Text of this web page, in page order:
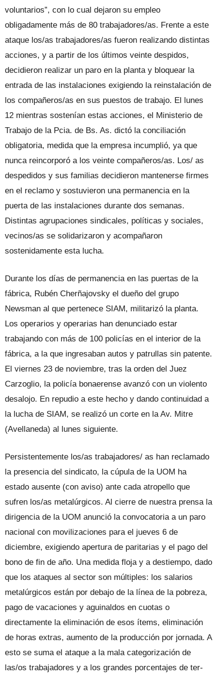
voluntarios”, con lo cual de­jaron su empleo
obligadamente más de 80 trabajadores/as. Frente a este
ataque los/as trabajadores/as fueron realizando distintas
acciones, y a partir de los últi­mos veinte despidos,
decidieron realizar un paro en la planta y bloquear la
entra­da de las instalaciones exigiendo la re­instalación de
los compañeros/as en sus puestos de trabajo. El lunes
12 mientras sostenían estas acciones, el Ministerio de
Trabajo de la Pcia. de Bs. As. dictó la conciliación
obligatoria, medida que la empresa incumplió, ya que
nunca rein­corporó a los veinte compañeros/as. Los/ as
despedidos y sus familias decidieron mantenerse firmes
en el reclamo y sos­tuvieron una permanencia en la
puerta de las instalaciones durante dos sema­nas.
Distintas agrupaciones sindicales, políticas y sociales,
vecinos/as se solida­rizaron y acompañaron
sostenidamente esta lucha.
Durante los días de permanencia en las puertas de la
fábrica, Rubén Cherña­jovsky el dueño del grupo
Newsman al que pertenece SIAM, militarizó la plan­ta.
Los operarios y operarias han de­nunciado estar
trabajando con más de 100 policías en el interior de la
fábrica, a la que ingresaban autos y patrullas sin patente.
El viernes 23 de noviembre, tras la orden del Juez
Carzoglio, la poli­cía bonaerense avanzó con un violento
desalojo. En repudio a este hecho y dan­do continuidad a
la lucha de SIAM, se realizó un corte en la Av. Mitre
(Avella­neda) al lunes siguiente.
Persistentemente los/as trabajadores/ as han reclamado
la presencia del sindi­cato, la cúpula de la UOM ha
estado au­sente (con aviso) ante cada atropello que
sufren los/as metalúrgicos. Al cierre de nuestra prensa la
dirigencia de la UOM anunció la convocatoria a un paro
nacio­nal con movilizaciones para el jueves 6 de
diciembre, exigiendo apertura de parita­rias y el pago del
bono de fin de año. Una medida floja y a destiempo, dado
que los ataques al sector son múltiples: los sala­rios
metalúrgicos están por debajo de la línea de la pobreza,
pago de vacaciones y aguinaldos en cuotas o
directamente la eliminación de esos ítems, eliminación
de horas extras, aumento de la produc­ción por jornada. A
esto se suma el ataque a la mala categorización de
las/os traba­jadores y a los grandes porcentajes de ter­